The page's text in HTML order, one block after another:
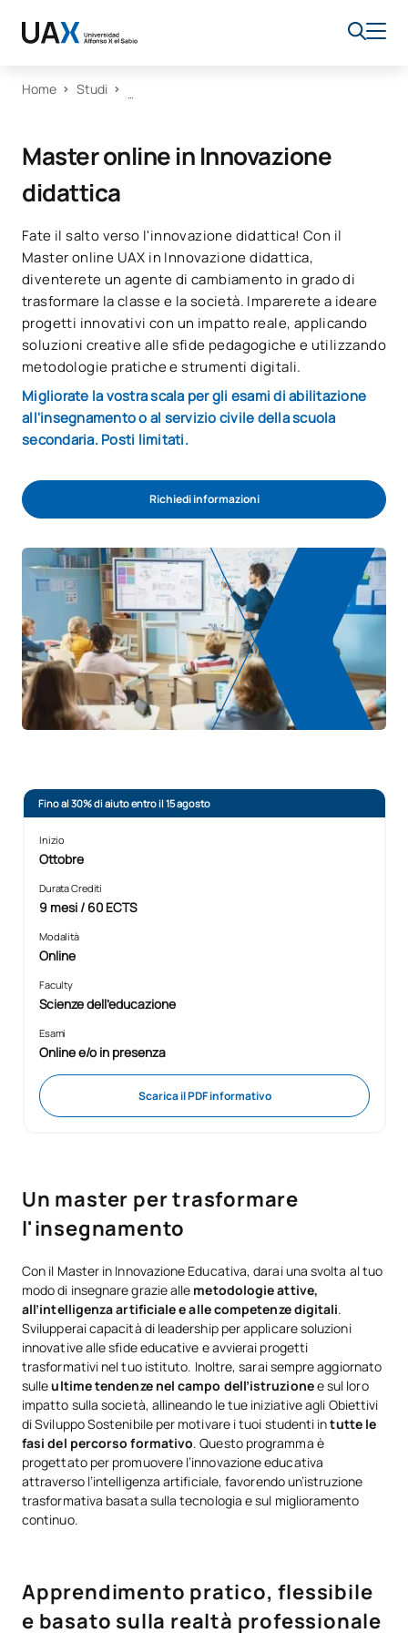
Home Studi
Master online in Innovazione
didattica
Fate il salto verso l'innovazione didattica! Con il
Master online UAX in Innovazione didattica,
diventerete un agente di cambiamento in grado di
trasformare la classe e la società. Imparerete a ideare
progetti innovativi con un impatto reale, applicando
soluzioni creative alle sfide pedagogiche e utilizzando
metodologie pratiche e strumenti digitali.
Migliorate la vostra scala per gli esami di abilitazione
all'insegnamento o al servizio civile della scuola
secondaria. Posti limitati.
Richiedi informazioni
Fino al 30% di aiuto entro il 15 agosto
Inizio
Ottobre
Durata Crediti
9 mesi / 60 ECTS
Modalità
Online
Faculty
Scienze dell'educazione
Esami
Online e/o in presenza
Scarica il PDF informativo
Un master per trasformare
l'insegnamento
Con il Master in Innovazione Educativa, darai una svolta al tuo
modo di insegnare grazie alle metodologie attive,
all’intelligenza artificiale e alle competenze digitali.
Svilupperai capacità di leadership per applicare soluzioni
innovative alle sfide educative e avvierai progetti
trasformativi nel tuo istituto. Inoltre, sarai sempre aggiornato
sulleultime tendenze nel campo dell’istruzionee sul loro
impatto sulla società, allineando le tue iniziative agli Obiettivi
di Sviluppo Sostenibile per motivare i tuoi studenti intutte le
fasi del percorso formativo. Questo programma è
progettato per promuovere l’innovazione educativa
attraverso l’intelligenza artificiale, favorendo un’istruzione
trasformativa basata sulla tecnologia e sul miglioramento
continuo.
Apprendimento pratico, flessibile
e basato sulla realtà professionale